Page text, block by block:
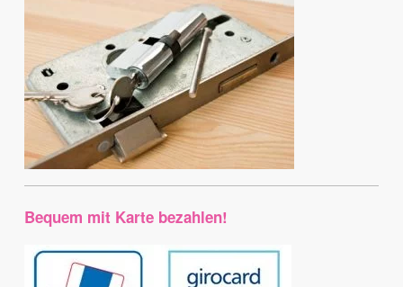
Bequem mit Karte bezahlen!